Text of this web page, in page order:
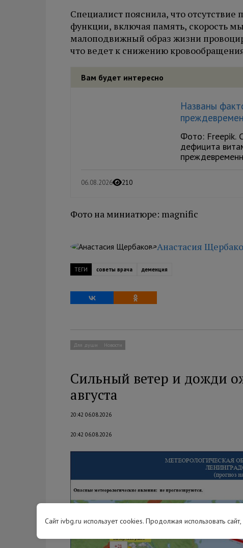
Специалист пояснила, что
функции, включая память, скорость
малоподвижный образ жизни
что ведет к снижению
Вам будет интересно
Названы
Фото: Freepik.
дефицита
06.08.2026 210
Фото на миниатюре: magnific
Анастасия
ТЕГИ советы врача деменция
Для души Новости
Сильный ветер и дожди
августа
20:42 06.08.2026
20:42 06.08.2026
Сайт ivbg.ru использует cookies. Продолжая использовать